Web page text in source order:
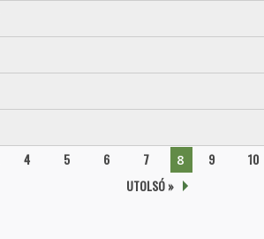
4 5 6 7 8 9 10
UTOLSÓ »